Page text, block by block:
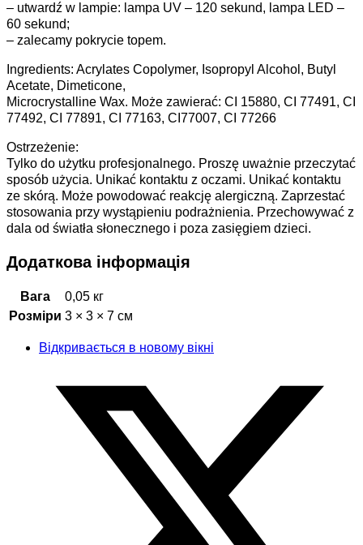
– utwardź w lampie: lampa UV – 120 sekund, lampa LED –
60 sekund;
– zalecamy pokrycie topem.
Ingredients: Acrylates Copolymer, Isopropyl Alcohol, Butyl
Acetate, Dimeticone,
Microcrystalline Wax. Może zawierać: CI 15880, CI 77491, CI
77492, CI 77891, CI 77163, CI77007, CI 77266
Ostrzeżenie:
Tylko do użytku profesjonalnego. Proszę uważnie przeczytać
sposób użycia. Unikać kontaktu z oczami. Unikać kontaktu
ze skórą. Może powodować reakcję alergiczną. Zaprzestać
stosowania przy wystąpieniu podrażnienia. Przechowywać z
dala od światła słonecznego i poza zasięgiem dzieci.
Додаткова інформація
Вага
0,05 кг
Розміри 3 × 3 × 7 см
Відкривається в новому вікні